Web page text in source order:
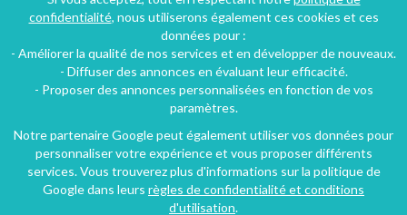
confidentialité, nous utiliserons également ces cookies et ces
données pour :
- Améliorer la qualité de nos services et en développer de nouveaux.
- Diffuser des annonces en évaluant leur efficacité.
- Proposer des annonces personnalisées en fonction de vos
paramètres.
Notre partenaire Google peut également utiliser vos données pour
personnaliser votre expérience et vous proposer différents
services. Vous trouverez plus d'informations sur la politique de
Google dans leurs règles de confidentialité et conditions
d'utilisation.
Conditions générales d'utilisation- Politique de confidentialité
Copyright © 2009 ‐ 2026 Vivaweek ‐ Tous droits réservés ‐
Dernière mise à jour du site : 06 août 2026